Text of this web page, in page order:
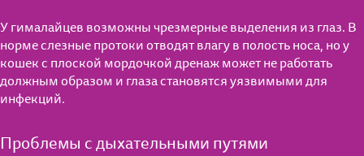
Для стерилизованных кошек
Воспитание
Питание
Уход
Кошкин дом
Питание
У гималайцев возможны чрезмерные выделения из глаз. В
норме слезные протоки отводят влагу в полость носа, но у
кошек с плоской мордочкой дренаж может не работать
должным образом и глаза становятся уязвимыми для
инфекций.
Проблемы с дыхательными путями